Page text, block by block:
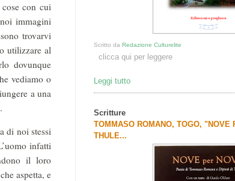
con cui
immagini
trovarvi
utilizzare al
dovunque
vediamo o
a una
di noi stessi
infatti
il loro
aspetta, e
Scritto daRedazione Culturelite
clicca qui per leggere
Leggi tutto
Scritture
TOMMASO ROMANO, TOGO, "NOVE
THULE...